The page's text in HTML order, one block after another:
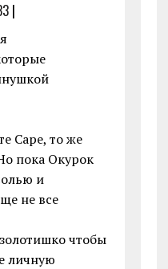
|
Саре, то же
пока Окурок
и
не все
чтобы
личную